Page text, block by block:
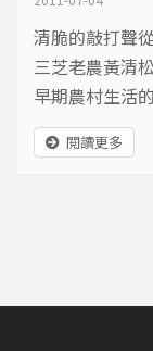
清脆的敲打聲
三芝老農黃清
早期農村生活
在木頭溫暖的
閱讀更多